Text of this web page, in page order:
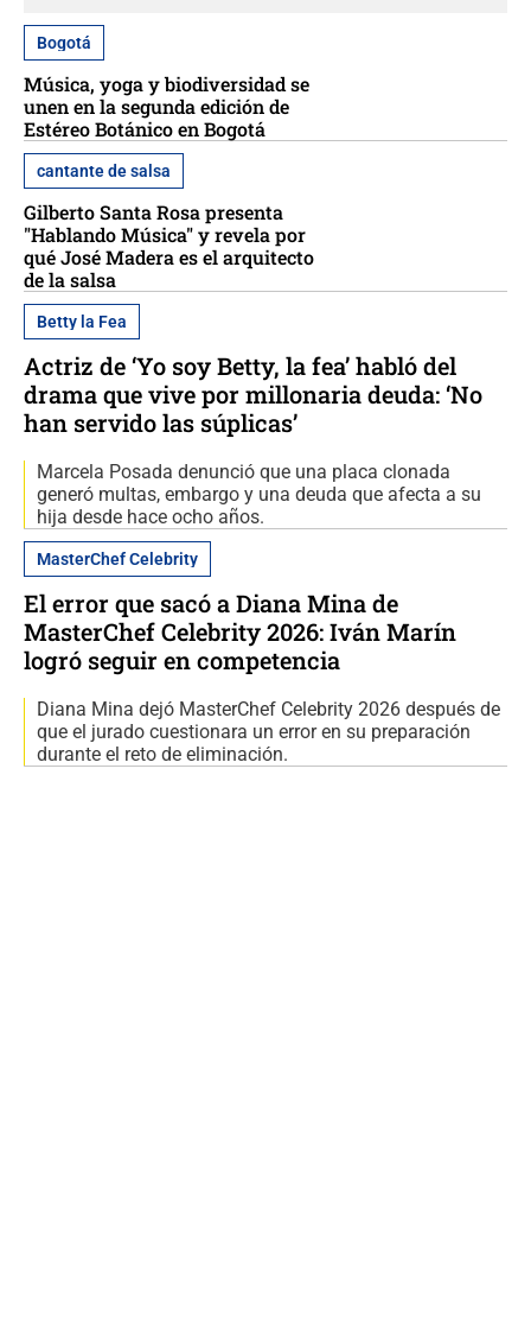
Bogotá
Música, yoga y biodiversidad se
unen en la segunda edición de
Estéreo Botánico en Bogotá
cantante de salsa
Gilberto Santa Rosa presenta
"Hablando Música" y revela por
qué José Madera es el arquitecto
de la salsa
Betty la Fea
Actriz de ‘Yo soy Betty, la fea’ habló del
drama que vive por millonaria deuda: ‘No
han servido las súplicas’
Marcela Posada denunció que una placa clonada
generó multas, embargo y una deuda que afecta a su
hija desde hace ocho años.
MasterChef Celebrity
El error que sacó a Diana Mina de
MasterChef Celebrity 2026: Iván Marín
logró seguir en competencia
Diana Mina dejó MasterChef Celebrity 2026 después de
que el jurado cuestionara un error en su preparación
durante el reto de eliminación.